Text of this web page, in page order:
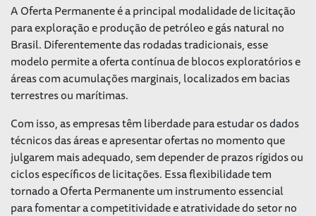
A Oferta Permanente é a principal modalidade de licitação
para exploração e produção de petróleo e gás natural no
Brasil. Diferentemente das rodadas tradicionais, esse
modelo permite a oferta contínua de blocos exploratórios e
áreas com acumulações marginais, localizados em bacias
terrestres ou marítimas.
Com isso, as empresas têm liberdade para estudar os dados
técnicos das áreas e apresentar ofertas no momento que
julgarem mais adequado, sem depender de prazos rígidos ou
ciclos específicos de licitações. Essa flexibilidade tem
tornado a Oferta Permanente um instrumento essencial
para fomentar a competitividade e atratividade do setor no